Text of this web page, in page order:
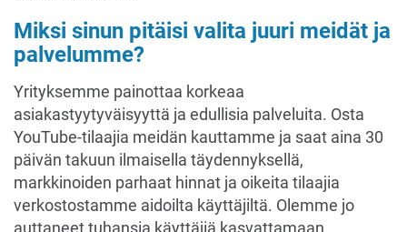
Miksi sinun pitäisi valita juuri meidät ja
palvelumme?
Yrityksemme painottaa korkeaa
asiakastyytyväisyyttä ja edullisia palveluita. Osta
YouTube-tilaajia meidän kauttamme ja saat aina 30
päivän takuun ilmaisella täydennyksellä,
markkinoiden parhaat hinnat ja oikeita tilaajia
verkostostamme aidoilta käyttäjiltä. Olemme jo
auttaneet tuhansia käyttäjiä kasvattamaan